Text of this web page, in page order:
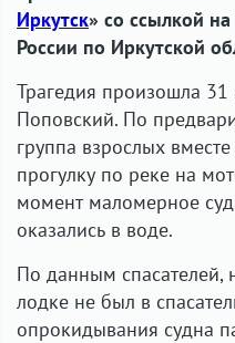
Иркутск» со ссылкой
России по Иркутской
Трагедия произошла
Поповский. По
группа взрослых
прогулку по реке на
момент маломерное
оказались в воде.
По данным спасателей,
лодке не был в
опрокидывания судна